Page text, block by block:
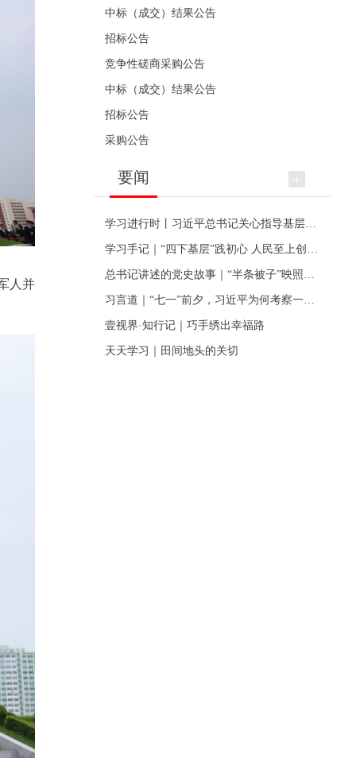
人并
中标（成交）结果公告
招标公告
竞争性磋商采购公告
中标（成交）结果公告
招标公告
采购公告
要闻
壹视界·知行记｜巧手绣出幸福路
天天学习｜田间地头的关切